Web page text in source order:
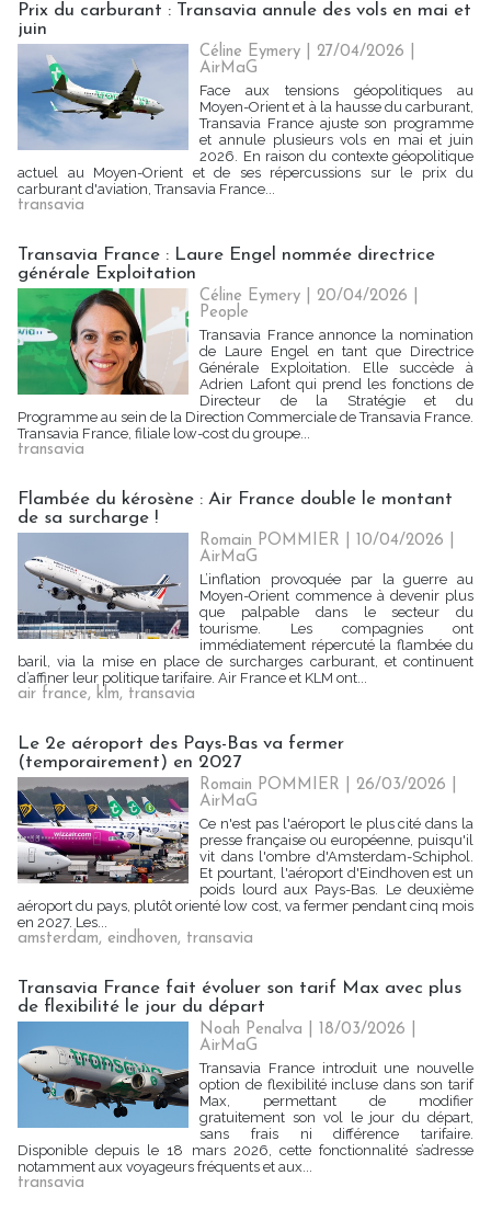
Prix du carburant : Transavia annule des vols en mai et
juin
Céline Eymery | 27/04/2026
AirMaG
Face aux tensions géopolitiques au
Moyen-Orient et à la hausse du carburant,
Transavia France ajuste son programme
et annule plusieurs vols en mai et juin
2026. En raison du contexte géopolitique
actuel au Moyen-Orient et de ses répercussions sur le prix du
carburant d'aviation, Transavia France...
transavia
Transavia France : Laure Engel nommée directrice
générale Exploitation
Céline Eymery | 20/04/2026
People
Transavia France annonce la nomination
de Laure Engel en tant que Directrice
Générale Exploitation. Elle succède à
Adrien Lafont qui prend les fonctions de
Directeur de la Stratégie et du
Programme au sein de la Direction Commerciale de Transavia France.
Transavia France, filiale low-cost du groupe...
transavia
Flambée du kérosène : Air France double le montant
de sa surcharge !
Romain POMMIER | 10/04/2026
AirMaG
L’inflation provoquée par la guerre au
Moyen-Orient commence à devenir plus
que palpable dans le secteur du
tourisme. Les compagnies ont
immédiatement répercuté la flambée du
baril, via la mise en place de surcharges carburant, et continuent
d’affiner leur politique tarifaire. Air France et KLM ont...
air france, klm, transavia
Le 2e aéroport des Pays-Bas va fermer
(temporairement) en 2027
Romain POMMIER | 26/03/2026
AirMaG
Ce n'est pas l'aéroport le plus cité dans la
presse française ou européenne, puisqu'il
vit dans l'ombre d'Amsterdam-Schiphol.
Et pourtant, l'aéroport d'Eindhoven est un
poids lourd aux Pays-Bas. Le deuxième
aéroport du pays, plutôt orienté low cost, va fermer pendant cinq mois
en 2027. Les...
amsterdam, eindhoven, transavia
Transavia France fait évoluer son tarif Max avec plus
de flexibilité le jour du départ
Noah Penalva | 18/03/2026
AirMaG
Transavia France introduit une nouvelle
option de flexibilité incluse dans son tarif
Max, permettant de modifier
gratuitement son vol le jour du départ,
sans frais ni différence tarifaire.
Disponible depuis le 18 mars 2026, cette fonctionnalité s’adresse
notamment aux voyageurs fréquents et aux...
transavia